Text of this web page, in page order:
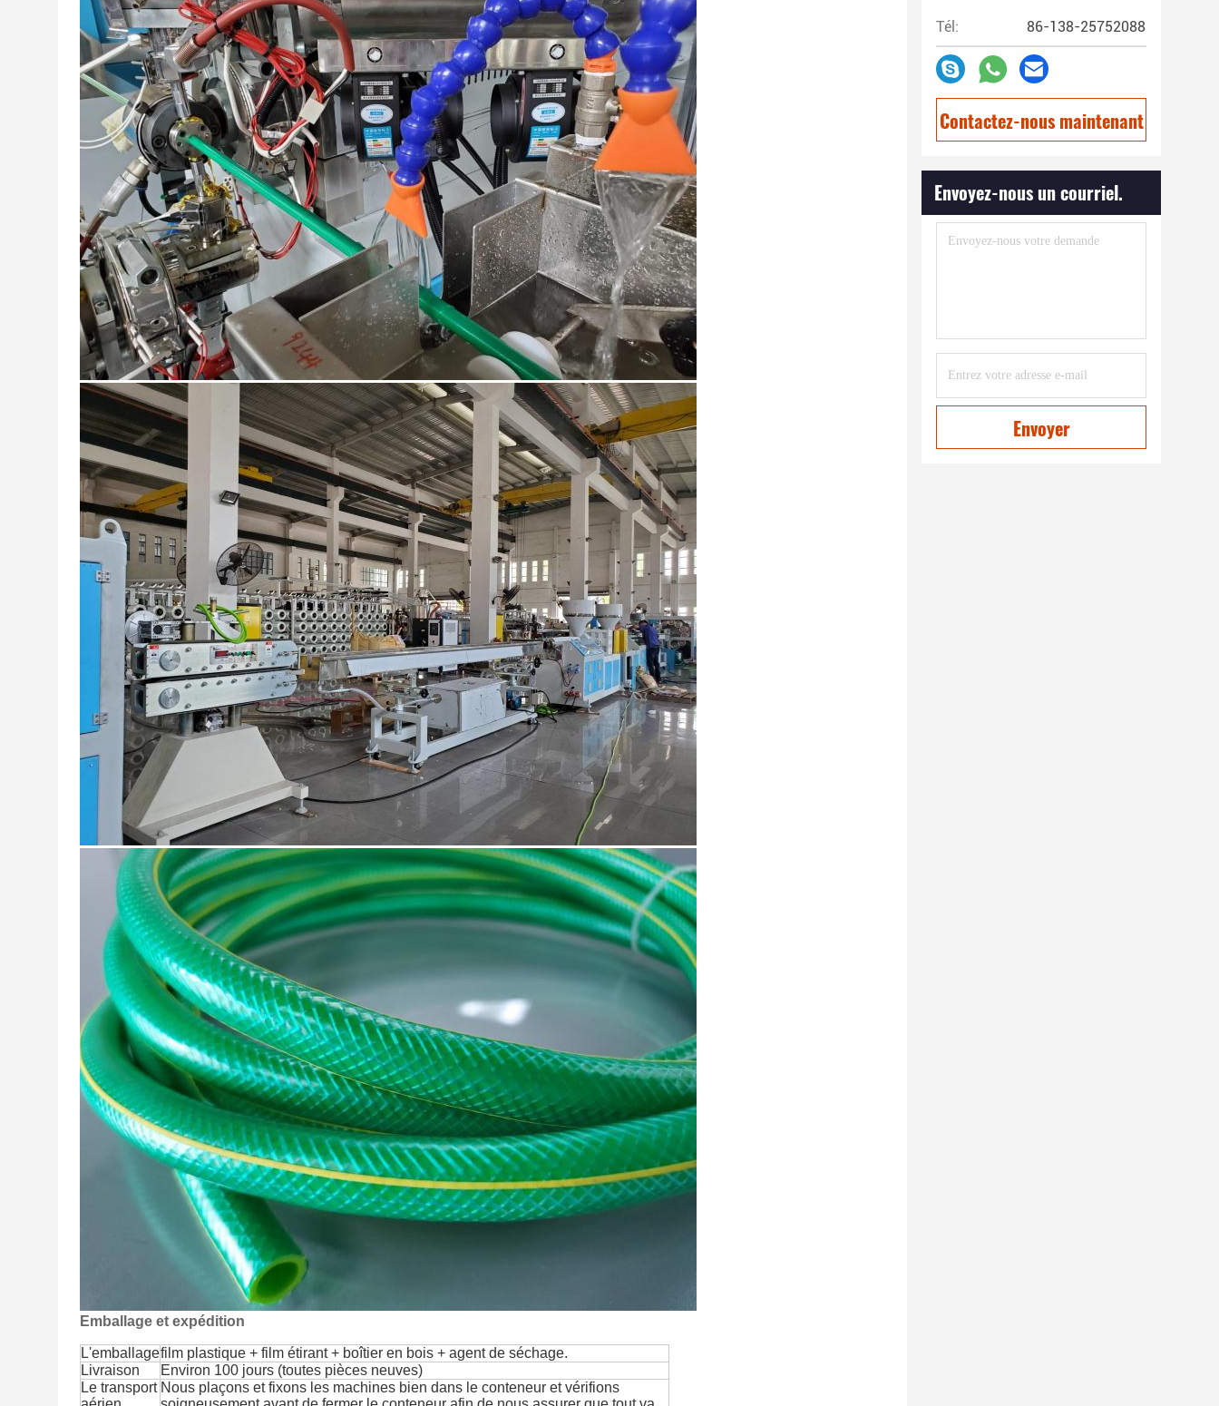
Emballage et expédition
L'emballagefilm plastique + film étirant + boîtier en bois + agent de séchage.
Livraison
Environ 100 jours (toutes pièces neuves)
Le transport Nous plaçons et fixons les machines bien dans le conteneur et vérifions
Tél: 86-138-25752088
Contactez-nous maintenant
Envoyez-nous un courriel.
Envoyer